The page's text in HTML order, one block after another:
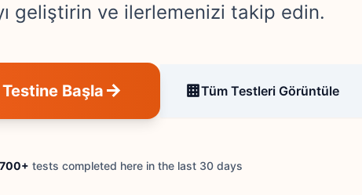
geliştirin ve ilerlemenizi takip edin.
Başla Tüm Testleri Görüntüle
+ tests completed here in the last 30 days